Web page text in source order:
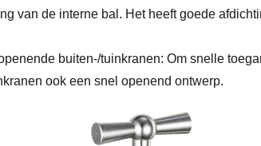
van de interne bal. Het heeft goede
buiten-/tuinkranen: Om snelle
ook een snel openend ontwerp.